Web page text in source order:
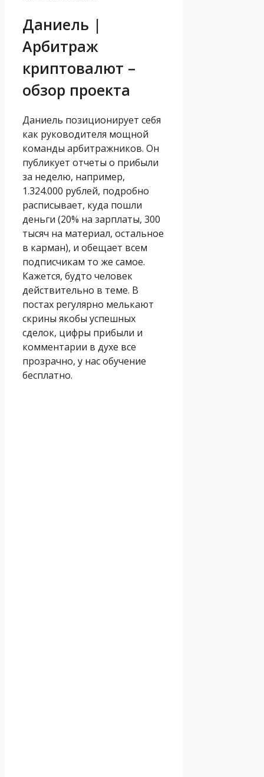
Даниель |
Арбитраж
криптовалют –
обзор проекта
Даниель позиционирует себя
как руководителя мощной
команды арбитражников. Он
публикует отчеты о прибыли
за неделю, например,
1.324.000 рублей, подробно
расписывает, куда пошли
деньги (20% на зарплаты, 300
тысяч на материал, остальное
в карман), и обещает всем
подписчикам то же самое.
Кажется, будто человек
действительно в теме. В
постах регулярно мелькают
скрины якобы успешных
сделок, цифры прибыли и
комментарии в духе все
прозрачно, у нас обучение
бесплатно.